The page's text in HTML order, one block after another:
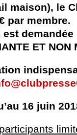
maison), le
par membre.
ET NON
16 juin